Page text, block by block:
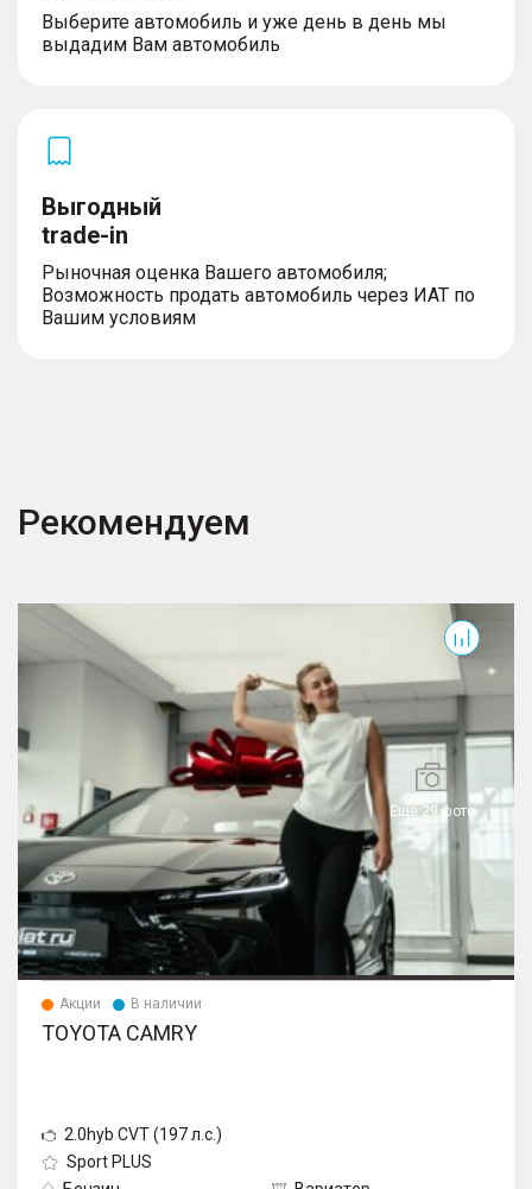
Выберите автомобиль и уже день в день мы
выдадим Вам автомобиль
Выгодный
trade-in
Рыночная оценка Вашего автомобиля;
Возможность продать автомобиль через ИАТ по
Вашим условиям
Рекомендуем
Еще 29 фото
Camry
Акции В наличии
TOYOTA CAMRY
2.0hyb CVT (197 л.с.)
Sport PLUS